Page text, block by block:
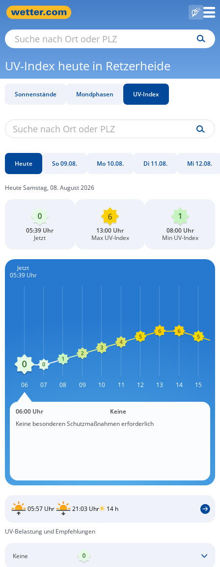
UV-Index heute in Retzerheide
Sonnenstände Mondphasen UV-Index
Heute So 09.08. Mo 10.08. Di 11.08. Mi 12.08.
Heute Samstag, 08. August 2026
05:39 Uhr
Jetzt
13:00 Uhr
Max UV-Index
08:00 Uhr
Min UV-Index
Jetzt
05:39 Uhr
06 07 08 09 10 11 12 13 14 15
06:00 Uhr
Keine
Keine besonderen Schutzmaßnahmen erforderlich
05:57 Uhr 21:03 Uhr 14 h
UV-Belastung und Empfehlungen
Keine